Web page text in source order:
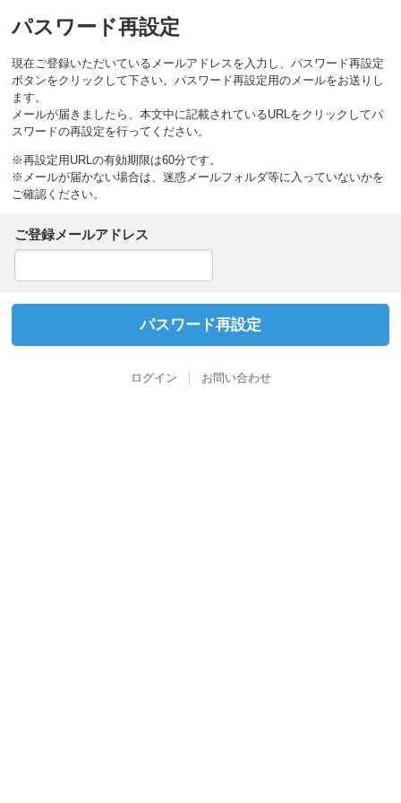
パスワード再設定
現在ご登録いただいているメールアドレスを入力し、パスワード再設定
ボタンをクリックして下さい。パスワード再設定用のメールをお送りし
ます。
メールが届きましたら、本文中に記載されているURLをクリックしてパ
スワードの再設定を行ってください。
※再設定用URLの有効期限は60分です。
※メールが届かない場合は、迷惑メールフォルダ等に入っていないかを
ご確認ください。
ご登録メールアドレス
ログイン お問い合わせ